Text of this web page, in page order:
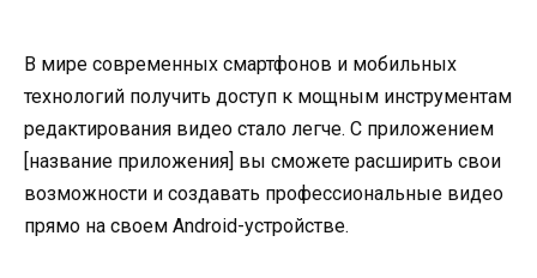
В мире современных смартфонов и мобильных
технологий получить доступ к мощным инструментам
редактирования видео стало легче. С приложением
[название приложения] вы сможете расширить свои
возможности и создавать профессиональные видео
прямо на своем Android-устройстве.